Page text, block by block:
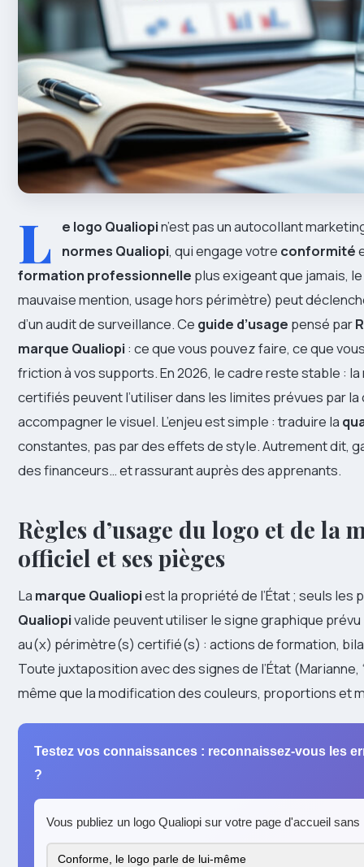
L e logo Qualiopin’est pas un autocollant
normes Qualiopi, qui engage votre conformité
formation professionnelle plus exigeant que jamais,
mauvaise mention, usage hors périmètre) peut
d’un audit de surveillance. Ce guide d’usage pensé par
marque Qualiopi : ce que vous pouvez faire, ce que
friction à vos supports. En 2026, le cadre reste stable :
certifiés peuvent l’utiliser dans les limites prévues par
accompagner le visuel. L’enjeu est simple : traduire la
constantes, pas par des effets de style. Autrement dit,
des financeurs… et rassurant auprès des apprenants.
Règles d’usage du logo et de la
officiel et ses pièges
La marque Qualiopiest la propriété de l’État ; seuls les
Qualiopivalide peuvent utiliser le signe graphique
au(x) périmètre(s) certifié(s) : actions de formation,
Toute juxtaposition avec des signes de l’État
même que la modification des couleurs, proportions et
Testez vos connaissances : reconnaissez-vous les
?
Vous publiez un logo Qualiopi sur votre page d'accueil
Conforme, le logo parle de lui-même